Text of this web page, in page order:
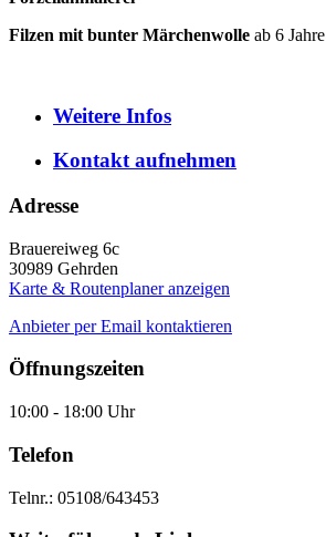
Filzen mit bunter Märchenwolle ab 6 Jahre
Weitere Infos
Kontaktaufnehmen
Adresse
Brauereiweg 6c
30989 Gehrden
Karte & Routenplaner anzeigen
Anbieter per Email kontaktieren
Öffnungszeiten
10:00 - 18:00 Uhr
Telefon
Telnr.: 05108/643453